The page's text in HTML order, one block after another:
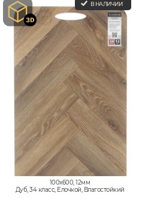
В НАЛИЧИИ
100x600, 12мм
Дуб, 34 класс, Елочкой, Влагостойкий